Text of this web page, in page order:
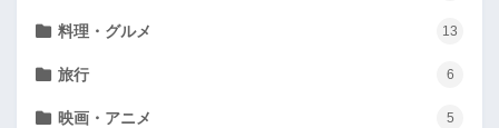
料理・グルメ 13
旅行 6
映画・アニメ 5